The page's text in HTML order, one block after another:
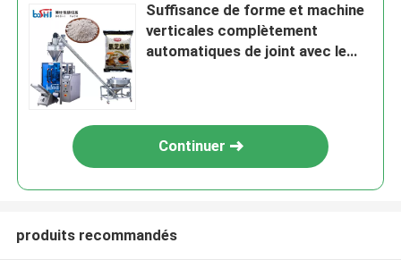
Suffisance de forme et machine
verticales complètement
automatiques de joint avec le
Continuer
produits recommandés